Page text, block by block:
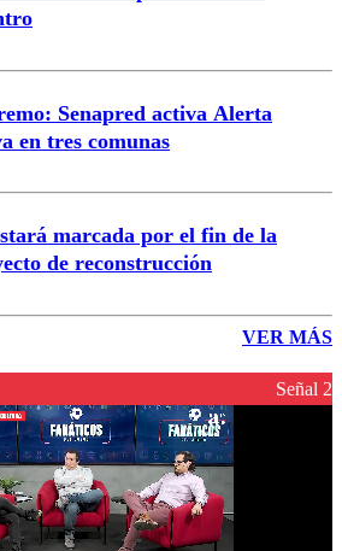
Senapred activa Alerta
en tres comunas
marcada por el fin de la
de reconstrucción
VER MÁS
Señal 2